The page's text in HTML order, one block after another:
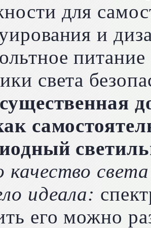
для
и
света
существенная
качество
идеала:
его можно